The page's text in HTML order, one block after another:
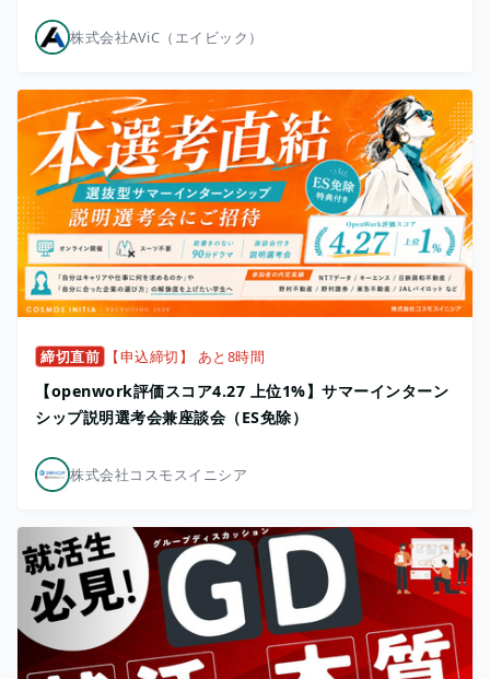
株式会社AViC（エイビック）
締切直前 【申込締切】 あと8時間
【openwork評価スコア4.27 上位1%】サマーインターン
シップ説明選考会兼座談会（ES免除）
株式会社コスモスイニシア